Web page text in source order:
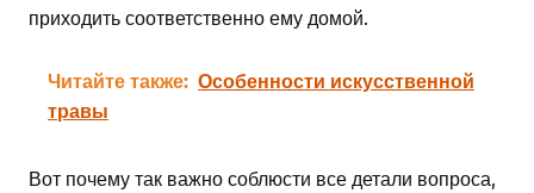
приходить соответственно ему домой.
Читайте также: Особенности искусственной
травы
Вот почему так важно соблюсти все детали вопроса,